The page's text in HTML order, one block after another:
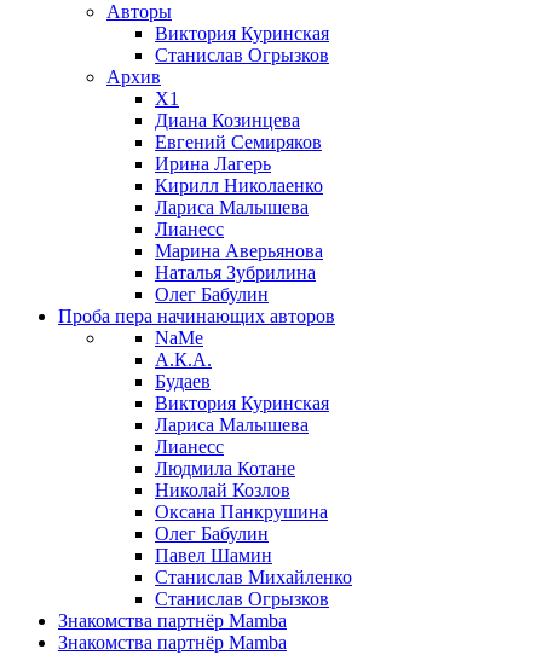
Авторы
Виктория Куринская
Станислав Огрызков
Архив
X1
Диана Козинцева
Евгений Семиряков
Ирина Лагерь
Кирилл Николаенко
Лариса Малышева
Лианесс
Марина Аверьянова
Наталья Зубрилина
Олег Бабулин
Проба пера начинающих авторов
NaMe
А.К.А.
Будаев
Виктория Куринская
Лариса Малышева
Лианесс
Людмила Котане
Николай Козлов
Оксана Панкрушина
Олег Бабулин
Павел Шамин
Станислав Михайленко
Станислав Огрызков
Знакомства партнёр Mamba
Знакомства партнёр Mamba